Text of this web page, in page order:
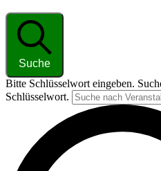
Suche
Bitte Schlüsselwort eingeben.
Schlüsselwort.